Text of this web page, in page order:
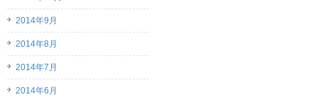
2014年9月
2014年8月
2014年7月
2014年6月